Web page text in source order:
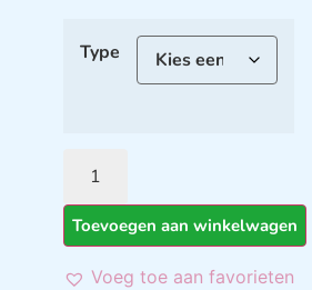
Type
Toevoegen aan winkelwagen
Voeg toe aan favorieten